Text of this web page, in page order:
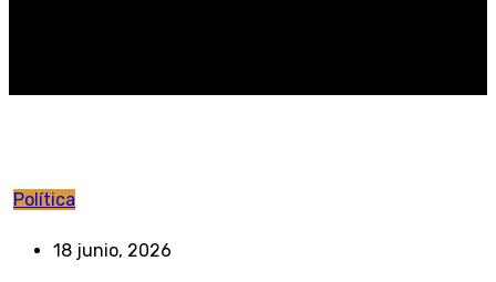
Política
18 junio, 2026